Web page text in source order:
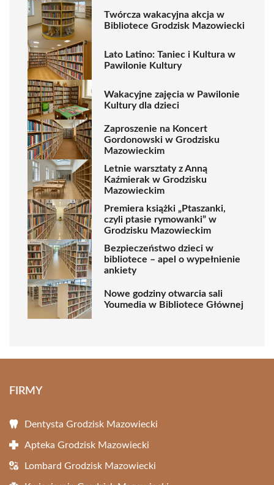
Twórcza wakacyjna akcja w
Bibliotece Grodzisk Mazowiecki
Lato Latino: Taniec i Kultura w
Pawilonie Kultury
Wakacyjne zajęcia w Pawilonie
Kultury dla dzieci
Zaproszenie na Koncert
Gordonowski w Grodzisku
Mazowieckim
Letnie warsztaty z Anną
Kaźmierak w Grodzisku
Mazowieckim
Premiera książki „Ptaszanki,
czyli ptasie rymowanki” w
Grodzisku Mazowieckim
Bezpieczeństwo dzieci w
bibliotece – apel o wypełnienie
ankiety
Nowe godziny otwarcia sali
Youmedia w Bibliotece Głównej
FIRMY
Dentysta Grodzisk Mazowiecki
Apteka Grodzisk Mazowiecki
Lombard Grodzisk Mazowiecki